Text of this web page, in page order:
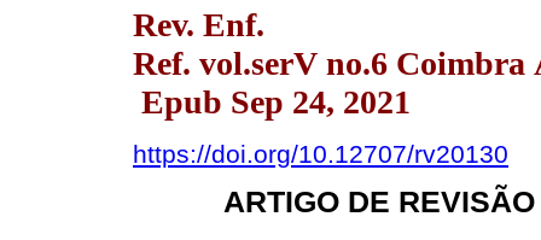
Rev. Enf.
Ref. vol.serV no.6 Coimbra
Epub Sep 24, 2021
https://doi.org/10.12707/rv20130
ARTIGO DE